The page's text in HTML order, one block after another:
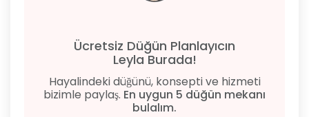
Ücretsiz Düğün Planlayıcın
Leyla Burada!
Hayalindeki düğünü, konsepti ve hizmeti
bizimle paylaş. En uygun 5 düğün mekanı
bulalım.